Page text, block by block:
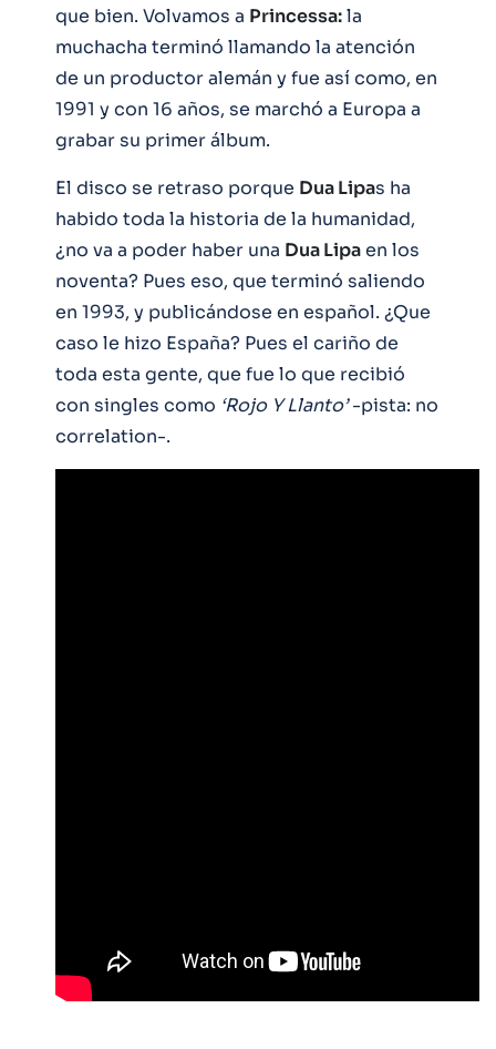
que bien. Volvamos a Princessa:la
muchacha terminó llamando la atención
de un productor alemán y fue así como, en
1991 y con 16 años, se marchó a Europa a
grabar su primer álbum.
El disco se retraso porque Dua Lipas ha
habido toda la historia de la humanidad,
¿no va a poder haber una Dua Lipaen los
noventa? Pues eso, que terminó saliendo
en 1993, y publicándose en español. ¿Que
caso le hizo España? Pues el cariño de
toda esta gente, que fue lo que recibió
con singles como ‘Rojo Y Llanto’-pista: no
correlation-.